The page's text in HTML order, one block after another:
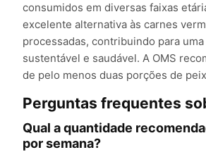
consumidos em diversas faixas
excelente alternativa às carnes
processadas, contribuindo para
sustentável e saudável. A OMS
de pelo menos duas porções de
Perguntas frequentes
Qual a quantidade
por semana?